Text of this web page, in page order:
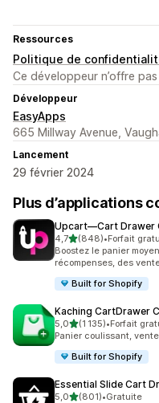
Ressources
Politique de
Ce développeur n’offre
Développeur
EasyApps
665 Millway Avenue,
Lancement
29 février 2024
Plus d’applications
Upcart—Cart Drawer
4,7étoile(s) sur 5
(848)
848 avis au total
•Forfait
Boostez le panier
récompenses, des
Built for Shopify
Kaching CartDrawer
5,0étoile(s) sur 5
(1 135)
1135 avis au total
•Forfait
Panier coulissant,
Built for Shopify
Essential Slide Cart
5,0étoile(s) sur 5
(801)•Gratuite